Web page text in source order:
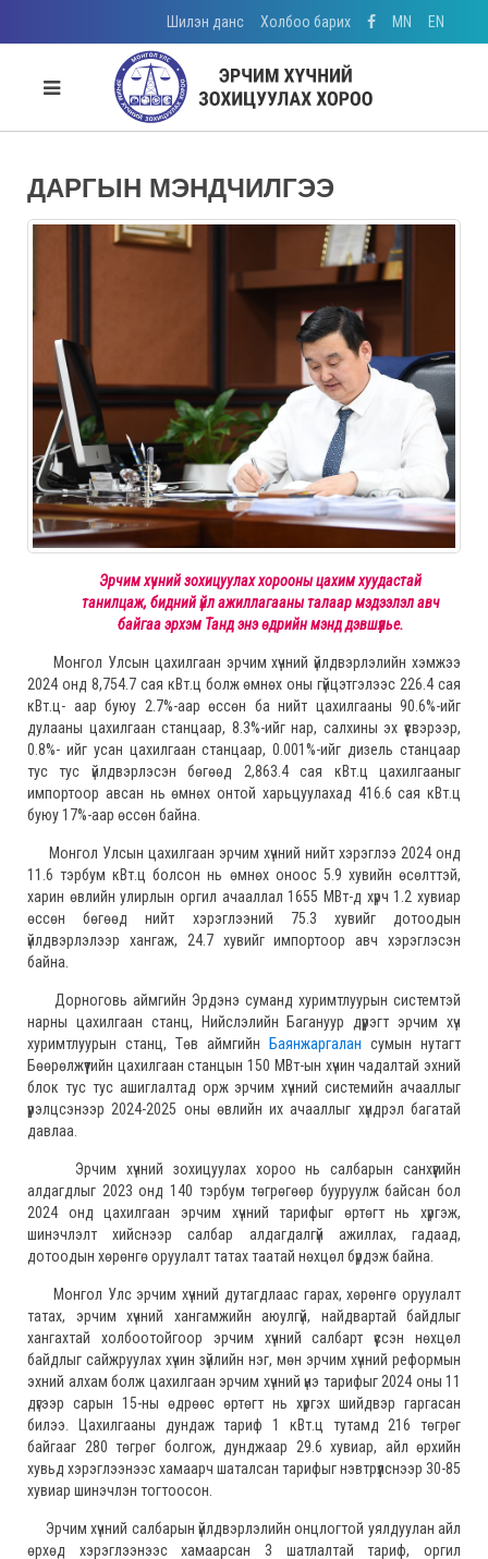
Шилэн данс Холбоо барих MN EN
ДАРГЫН МЭНДЧИЛГЭЭ
Эрчим хүчний зохицуулах хорооны цахим хуудастай
танилцаж, бидний үйл ажиллагааны талаар мэдээлэл авч
байгаа эрхэм Танд энэ өдрийн мэнд дэвшүүлье.
Монгол Улсын цахилгаан эрчим хүчний үйлдвэрлэлийн хэмжээ
2024 онд 8,754.7 сая кВт.ц болж өмнөх оны гүйцэтгэлээс 226.4 сая
кВт.ц- аар буюу 2.7%-аар өссөн ба нийт цахилгааны 90.6%-ийг
дулааны цахилгаан станцаар, 8.3%-ийг нар, салхины эх үүсвэрээр,
0.8%- ийг усан цахилгаан станцаар, 0.001%-ийг дизель станцаар
тус тус үйлдвэрлэсэн бөгөөд 2,863.4 сая кВт.ц цахилгааныг
импортоор авсан нь өмнөх онтой харьцуулахад 416.6 сая кВт.ц
буюу 17%-аар өссөн байна.
Монгол Улсын цахилгаан эрчим хүчний нийт хэрэглээ 2024 онд
11.6 тэрбум кВт.ц болсон нь өмнөх оноос 5.9 хувийн өсөлттэй,
харин өвлийн улирлын оргил ачааллал 1655 МВт-д хүрч 1.2 хувиар
өссөн бөгөөд нийт хэрэглээний 75.3 хувийг дотоодын
үйлдвэрлэлээр хангаж, 24.7 хувийг импортоор авч хэрэглэсэн
байна.
Дорноговь аймгийн Эрдэнэ суманд хуримтлуурын системтэй
нарны цахилгаан станц, Нийслэлийн Багануур дүүрэгт эрчим хүч
хуримтлуурын станц, Төв аймгийн
Баянжаргалан сумын нутагт
Бөөрөлжүүтийн цахилгаан станцын 150 МВт-ын хүчин чадалтай эхний
блок тус тус ашиглалтад орж эрчим хүчний системийн ачааллыг
үүрэлцсэнээр 2024-2025 оны өвлийн их ачааллыг хүндрэл багатай
давлаа.
Эрчим хүчний зохицуулах хороо нь салбарын санхүүгийн
алдагдлыг 2023 онд 140 тэрбум төгрөгөөр бууруулж байсан бол
2024 онд цахилгаан эрчим хүчний тарифыг өртөгт нь хүргэж,
шинэчлэлт хийснээр салбар алдагдалгүй ажиллах, гадаад,
дотоодын хөрөнгө оруулалт татах таатай нөхцөл бүрдэж байна.
Монгол Улс эрчим хүчний дутагдлаас гарах, хөрөнгө оруулалт
татах, эрчим хүчний хангамжийн аюулгүй, найдвартай байдлыг
хангахтай холбоотойгоор эрчим хүчний салбарт үүссэн нөхцөл
байдлыг сайжруулах хүчин зүйлийн нэг, мөн эрчим хүчний реформын
эхний алхам болж цахилгаан эрчим хүчний үнэ тарифыг 2024 оны 11
дүгээр сарын 15-ны өдрөөс өртөгт нь хүргэх шийдвэр гаргасан
билээ. Цахилгааны дундаж тариф 1 кВт.ц тутамд 216 төгрөг
байгааг 280 төгрөг болгож, дунджаар 29.6 хувиар, айл өрхийн
хувьд хэрэглээнээс хамаарч шаталсан тарифыг нэвтрүүлснээр 30-85
хувиар шинэчлэн тогтоосон.
Эрчим хүчний салбарын үйлдвэрлэлийн онцлогтой уялдуулан айл
өрхөд хэрэглээнээс хамаарсан 3 шатлалтай тариф, оргил